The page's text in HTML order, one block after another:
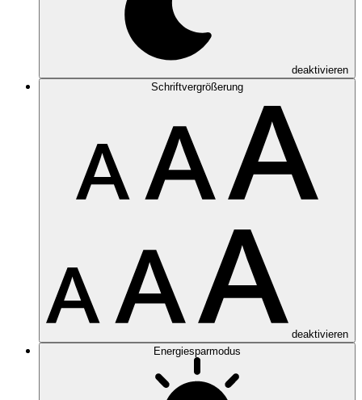
deaktivieren
Schriftvergrößerung
deaktivieren
Energiesparmodus